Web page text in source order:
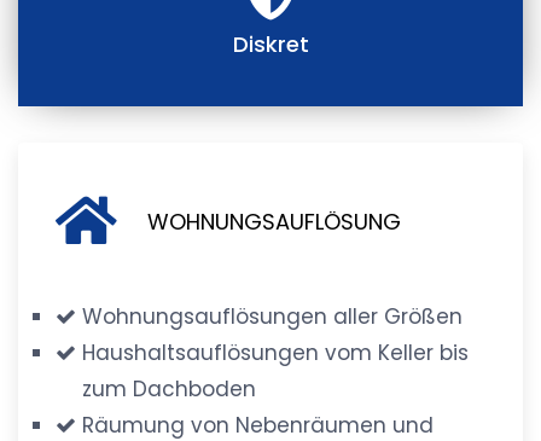
Diskret
WOHNUNGSAUFLÖSUNG
Wohnungsauflösungen aller Größen
Haushaltsauflösungen vom Keller bis
zum Dachboden
Räumung von Nebenräumen und